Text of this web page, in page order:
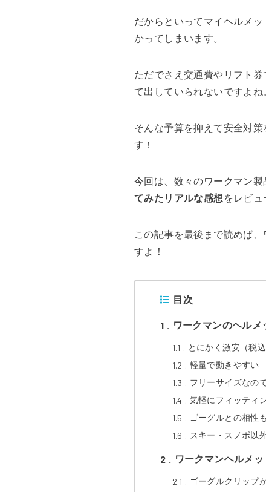
だからといってマイヘルメッ
かってしまいます。
ただでさえ交通費やリフト
て出していられないですよね
そんな予算を抑えて安全対策
す！
今回は、数々のワークマン製
てみたリアルな感想 をレビュ
この記事を最後まで読めば、
すよ！
目次
1 ワークマンのヘルメ
1.1 とにかく激安（税
1.2 軽量で動きやすい
1.3 フリーサイズなの
1.4 気軽にフィッティ
1.5 ゴーグルとの相性
1.6 スキー・スノボ以
2 ワークマンヘルメ
2.1 ゴーグルクリップ